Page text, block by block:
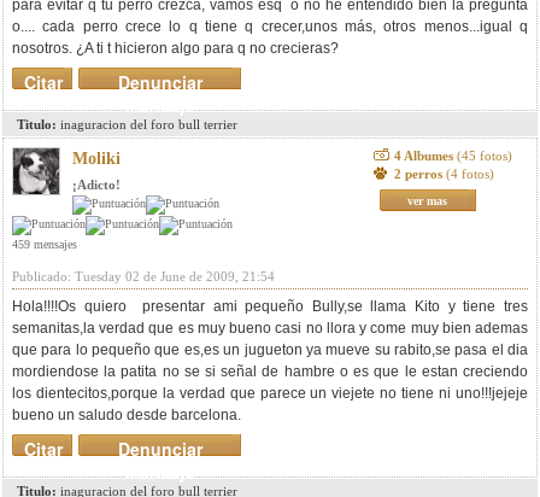
para evitar q tu perro crezca, vamos esq o no he entendido bien la pregunta
o.... cada perro crece lo q tiene q crecer,unos más, otros menos...igual q
nosotros. ¿A ti t hicieron algo para q no crecieras?
Denunciar
mensaje
Citar
Titulo: inaguracion del foro bull terrier
Moliki
¡Adicto!
459 mensajes
4 Albumes (45 fotos)
2 perros (4 fotos)
ver mas
Publicado: Tuesday 02 de June de 2009, 21:54
Hola!!!!Os quiero presentar ami pequeño Bully,se llama Kito y tiene tres
semanitas,la verdad que es muy bueno casi no llora y come muy bien ademas
que para lo pequeño que es,es un jugueton ya mueve su rabito,se pasa el dia
mordiendose la patita no se si señal de hambre o es que le estan creciendo
los dientecitos,porque la verdad que parece un viejete no tiene ni uno!!!jejeje
bueno un saludo desde barcelona.
Denunciar
mensaje
Citar
Titulo: inaguracion del foro bull terrier